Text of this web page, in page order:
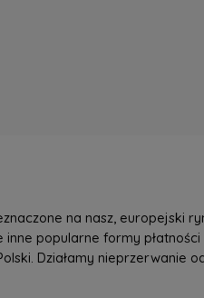
na nasz, europejski
popularne formy płatności
Działamy nieprzerwanie